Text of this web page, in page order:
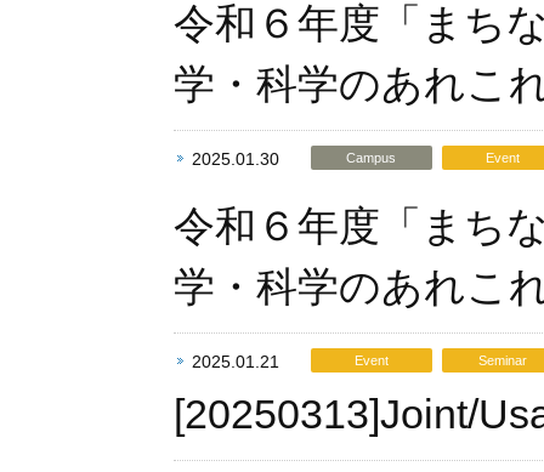
令和６年度「まち
学・科学のあれこ
2025.01.30 Campus Event
令和６年度「まち
学・科学のあれこ
2025.01.21 Event Seminar
[20250313]Joint/